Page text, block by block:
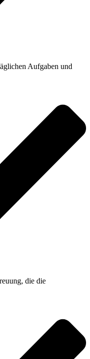
Aufgaben und
die die